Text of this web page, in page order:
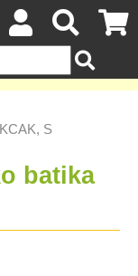
S
batika